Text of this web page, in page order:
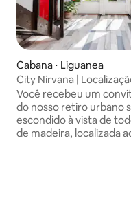
Cabana ⋅ Liguanea
City Nirvana |
Descontraia e aproveite
Você recebeu um
do nosso retiro urbano
escondido à vista de
de madeira, localizada